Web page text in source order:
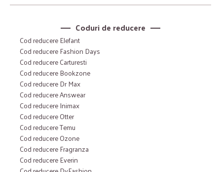
Coduri de reducere
Cod reducere Elefant
Cod reducere Fashion Days
Cod reducere Carturesti
Cod reducere Bookzone
Cod reducere Dr Max
Cod reducere Answear
Cod reducere Inimax
Cod reducere Otter
Cod reducere Temu
Cod reducere Ozone
Cod reducere Fragranza
Cod reducere Everin